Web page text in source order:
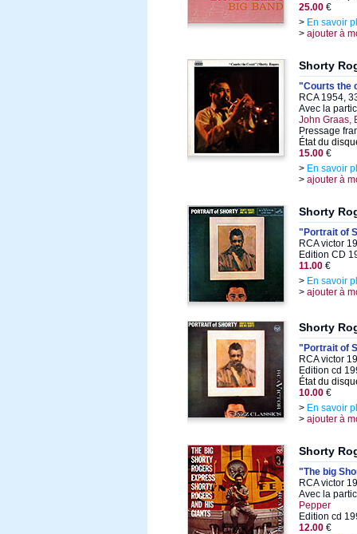
25.00 €
> En savoir
> ajouter à
Shorty
"Courts the
RCA 1954,
Avec la
John Graas,
Pressage
État du
15.00 €
> En savoir
> ajouter à
Shorty
"Portrait of
RCA victor
Edition CD
11.00 €
> En savoir
> ajouter à
Shorty
"Portrait of
RCA victor
Edition cd
État du
10.00 €
> En savoir
> ajouter à
Shorty
"The big
RCA victor
Avec la
Pepper
Edition cd
12.00 €